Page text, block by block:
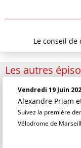
Le conseil de
Les autres
Vendredi 19 Juin
Alexandre Priam
Suivez la première
Vélodrome de